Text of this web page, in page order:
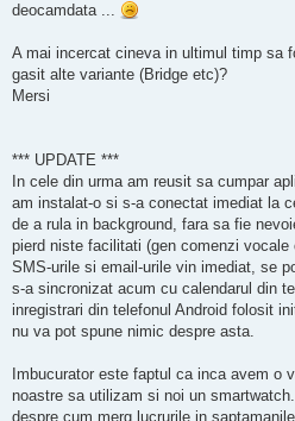
deocamdata ...
A mai incercat cineva in ultimul timp sa
gasit alte variante (Bridge etc)?
Mersi
*** UPDATE ***
In cele din urma am reusit sa cumpar
am instalat-o si s-a conectat imediat la
de a rula in background, fara sa fie
pierd niste facilitati (gen comenzi vocale
SMS-urile si email-urile vin imediat, se
s-a sincronizat acum cu calendarul din
inregistrari din telefonul Android folosit
nu va pot spune nimic despre asta.
Imbucurator este faptul ca inca avem o
noastre sa utilizam si noi un
despre cum merg lucrurile in